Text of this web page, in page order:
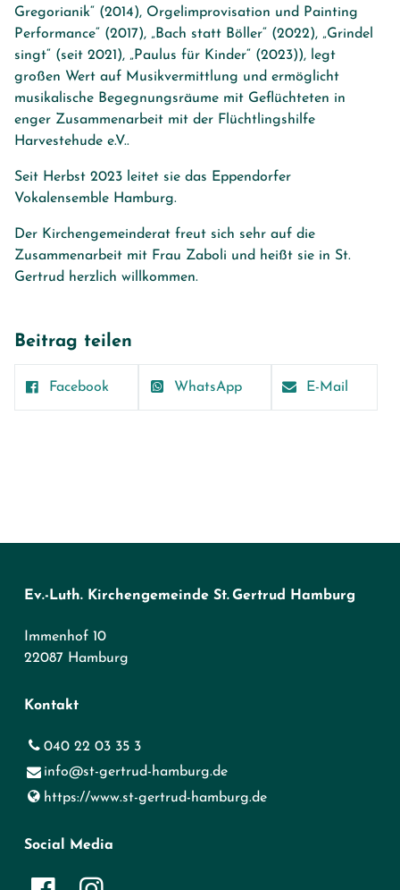
Gregorianik“ (2014), Orgelimprovisation und Painting
Performance“ (2017), „Bach statt Böller“ (2022), „Grindel
singt“ (seit 2021), „Paulus für Kinder“ (2023)), legt
großen Wert auf Musikvermittlung und ermöglicht
musikalische Begegnungsräume mit Geflüchteten in
enger Zusammenarbeit mit der Flüchtlingshilfe
Harvestehude e.V..
Seit Herbst 2023 leitet sie das Eppendorfer
Vokalensemble Hamburg.
Der Kirchengemeinderat freut sich sehr auf die
Zusammenarbeit mit Frau Zaboli und heißt sie in St.
Gertrud herzlich willkommen.
Beitrag teilen
Facebook WhatsApp E-Mail
Ev.-Luth. Kirchengemeinde St. Gertrud Hamburg
Immenhof 10
22087 Hamburg
Kontakt
040 22 03 35 3
info@​st-gertrud-hamburg.​de
https://www.​st-gertrud-hamburg.​de
Social Media